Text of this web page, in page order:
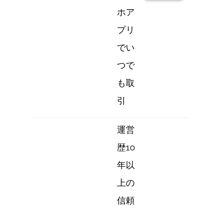
ホア
プリ
でい
つで
も取
引
運営
歴10
年以
上の
信頼